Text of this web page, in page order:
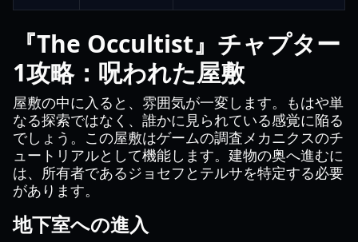
『The Occultist』チャプター
1攻略：呪われた屋敷
屋敷の中に入ると、雰囲気が一変します。もはや単
なる探索ではなく、誰かに見られている感覚に陥る
でしょう。この屋敷はゲームの調査メカニクスのチ
ュートリアルとして機能します。建物の奥へ進むに
は、所有者であるジョセフとテルサを特定する必要
があります。
地下室への進入